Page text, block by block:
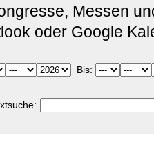
Messen
oder Google
Bis: